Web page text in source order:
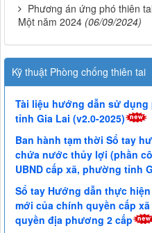
Phương án ứng phó thiên
Một năm 2024 (06/09/2024)
Kỹ thuật Phòng chống thiên tai
Tài liệu hướng dẫn sử dụng
tỉnh Gia Lai (v2.0-2025)
Ban hành tạm thời Sổ tay
chứa nước thủy lợi (phần
UBND cấp xã, phường tỉnh
Sổ tay Hướng dẫn thực
mới của chính quyền cấp
quyền địa phương 2 cấp